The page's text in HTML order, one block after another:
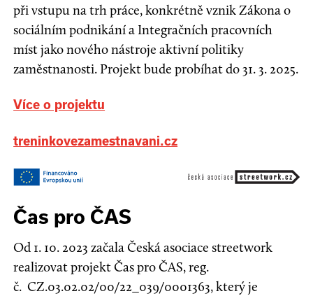
při vstupu na trh práce, konkrétně vznik Zákona o
sociálním podnikání a Integračních pracovních
míst jako nového nástroje aktivní politiky
zaměstnanosti. Projekt bude probíhat do 31. 3. 2025.
Více o projektu
treninkovezamestnavani.cz
Čas pro ČAS
Od 1. 10. 2023 začala Česká asociace streetwork
realizovat projekt Čas pro ČAS, reg.
č. CZ.03.02.02/00/22_039/0001363, který je